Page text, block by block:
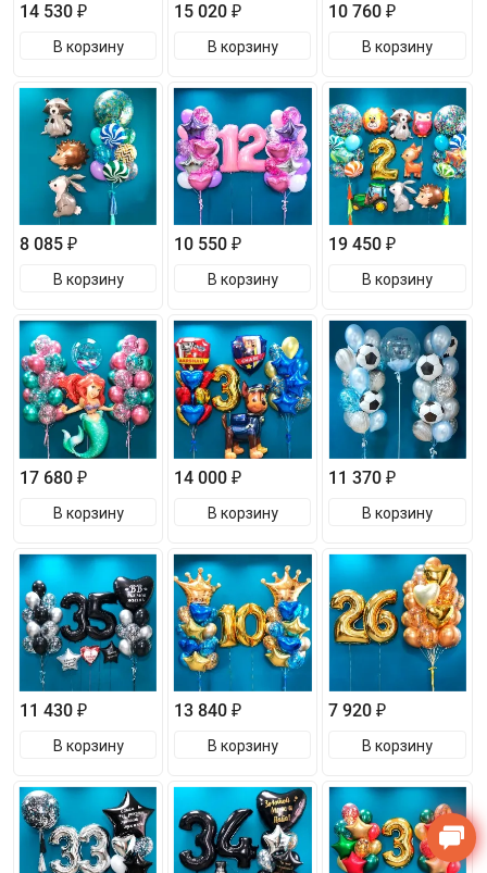
14 530 ₽
В корзину
15 020 ₽
В корзину
10 760 ₽
В корзину
8 085 ₽
В корзину
10 550 ₽
В корзину
19 450 ₽
В корзину
17 680 ₽
В корзину
14 000 ₽
В корзину
11 370 ₽
В корзину
11 430 ₽
В корзину
13 840 ₽
В корзину
7 920 ₽
В корзину